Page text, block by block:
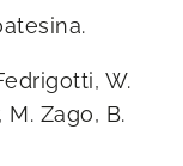
W.
M. Zago, B.